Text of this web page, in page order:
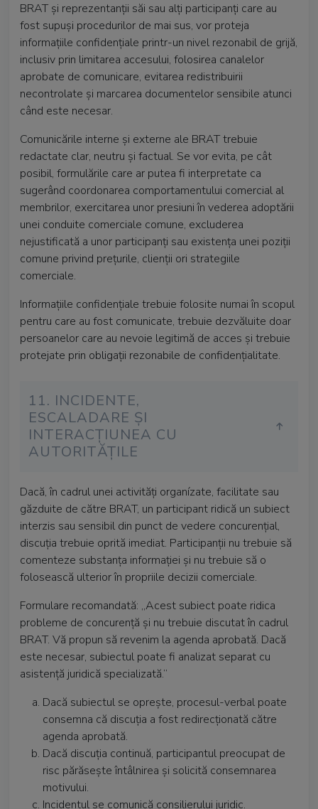
BRAT și reprezentanții săi sau alți participanți care au
fost supuși procedurilor de mai sus, vor proteja
informațiile confidențiale printr-un nivel rezonabil de grijă,
inclusiv prin limitarea accesului, folosirea canalelor
aprobate de comunicare, evitarea redistribuirii
necontrolate și marcarea documentelor sensibile atunci
când este necesar.
Comunicările interne și externe ale BRAT trebuie
redactate clar, neutru și factual. Se vor evita, pe cât
posibil, formulările care ar putea fi interpretate ca
sugerând coordonarea comportamentului comercial al
membrilor, exercitarea unor presiuni în vederea adoptării
unei conduite comerciale comune, excluderea
nejustificată a unor participanți sau existența unei poziții
comune privind prețurile, clienții ori strategiile
comerciale.
Informațiile confidențiale trebuie folosite numai în scopul
pentru care au fost comunicate, trebuie dezvăluite doar
persoanelor care au nevoie legitimă de acces și trebuie
protejate prin obligații rezonabile de confidențialitate.
11. INCIDENTE,
ESCALADARE ȘI
INTERACȚIUNEA CU
AUTORITĂȚILE
Dacă, în cadrul unei activități organízate, facilitate sau
găzduite de către BRAT, un participant ridică un subiect
interzis sau sensibil din punct de vedere concurențial,
discuția trebuie oprită imediat. Participanții nu trebuie să
comenteze substanța informației și nu trebuie să o
folosească ulterior în propriile decizii comerciale.
Formulare recomandată: „Acest subiect poate ridica
probleme de concurență și nu trebuie discutat în cadrul
BRAT. Vă propun să revenim la agenda aprobată. Dacă
este necesar, subiectul poate fi analizat separat cu
asistență juridică specializată.”
Dacă subiectul se oprește, procesul-verbal poate
consemna că discuția a fost redirecționată către
agenda aprobată.
Dacă discuția continuă, participantul preocupat de
risc părăsește întâlnirea și solicită consemnarea
motivului.
Incidentul se comunică consilierului juridic.